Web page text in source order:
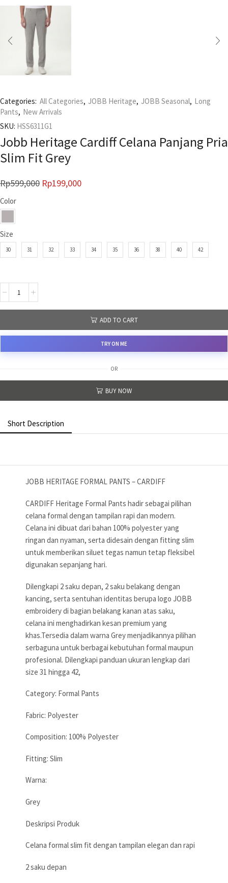
Categories: All Categories, JOBB Heritage, JOBB Seasonal, Long
Pants, New Arrivals
SKU: HSS6311G1
Jobb Heritage Cardiff Celana Panjang Pria
Slim Fit Grey
Rp599,000 Rp199,000
Color
Size
30 31 32 33 34 35 36 38 40 42
ADD TO CART
TRY ON ME
OR
BUY NOW
Short Description
JOBB HERITAGE FORMAL PANTS – CARDIFF
CARDIFF Heritage Formal Pants hadir sebagai pilihan
celana formal dengan tampilan rapi dan modern.
Celana ini dibuat dari bahan 100% polyester yang
ringan dan nyaman, serta didesain dengan fitting slim
untuk memberikan siluet tegas namun tetap fleksibel
digunakan sepanjang hari.
Dilengkapi 2 saku depan, 2 saku belakang dengan
kancing, serta sentuhan identitas berupa logo JOBB
embroidery di bagian belakang kanan atas saku,
celana ini menghadirkan kesan premium yang
khas.Tersedia dalam warna Grey menjadikannya pilihan
serbaguna untuk berbagai kebutuhan formal maupun
profesional. Dilengkapi panduan ukuran lengkap dari
size 31 hingga 42,
Category: Formal Pants
Fabric: Polyester
Composition: 100% Polyester
Fitting: Slim
Warna:
Grey
Deskripsi Produk
Celana formal slim fit dengan tampilan elegan dan rapi
2 saku depan